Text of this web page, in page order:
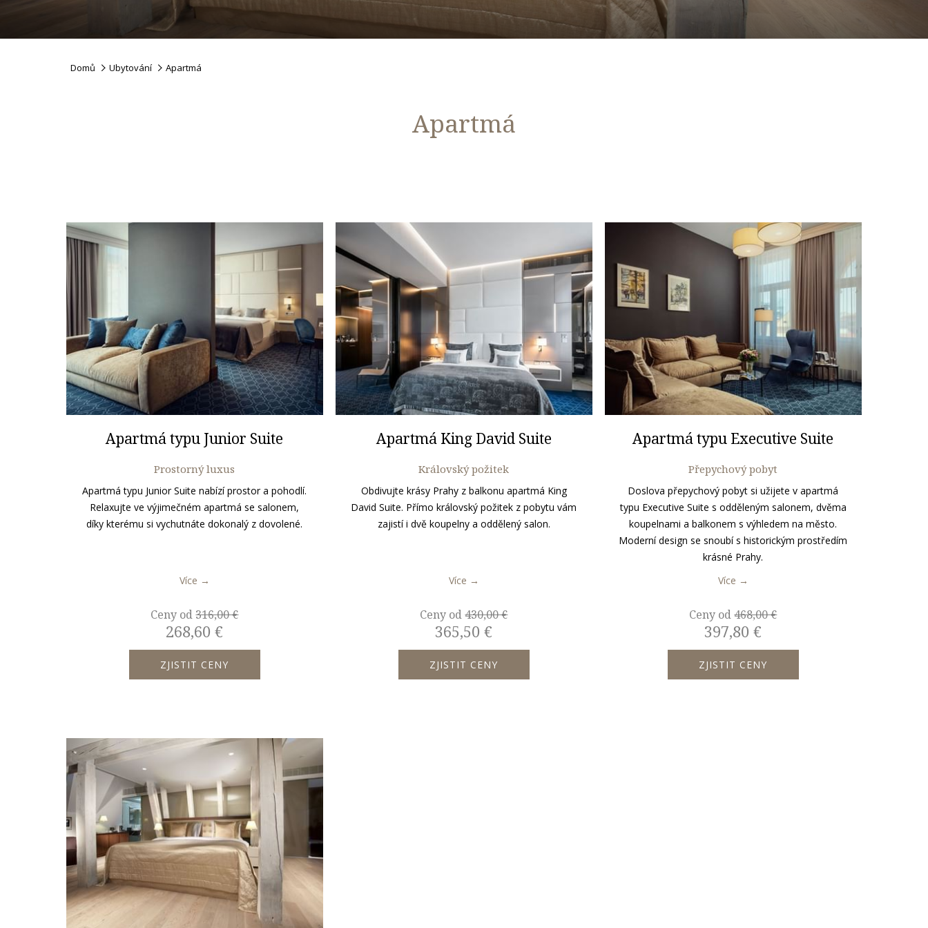
Domů Ubytování Apartmá
Apartmá
Apartmá typu Junior Suite
Prostorný luxus
Apartmá typu Junior Suite nabízí prostor a pohodlí.
Relaxujte ve výjimečném apartmá se salonem,
díky kterému si vychutnáte dokonalý z dovolené.
Více
Ceny od316,00 €
268,60 €
ZJISTIT CENY
Apartmá King David Suite
Královský požitek
Obdivujte krásy Prahy z balkonu apartmá King
David Suite. Přímo královský požitek z pobytu vám
zajistí i dvě koupelny a oddělený salon.
Více
Ceny od430,00 €
365,50 €
ZJISTIT CENY
Apartmá typu Executive Suite
Přepychový pobyt
Doslova přepychový pobyt si užijete v apartmá
typu Executive Suite s odděleným salonem, dvěma
koupelnami a balkonem s výhledem na město.
Moderní design se snoubí s historickým prostředím
krásné Prahy.
Více
Ceny od468,00 €
397,80 €
ZJISTIT CENY